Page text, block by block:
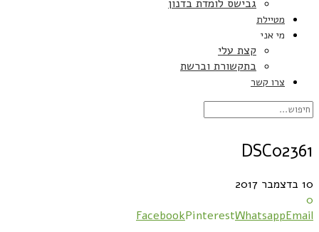
גבישס לומדת בדנון
מטיילת
מי אני
קצת עלי
בתקשורת וברשת
צרו קשר
DSC02361
10 בדצמבר 2017
0
FacebookPinterestWhatsappEmail